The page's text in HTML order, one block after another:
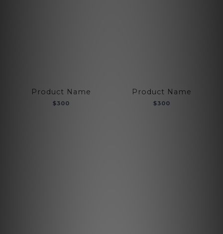
Product Name
$300
Product Name
$300